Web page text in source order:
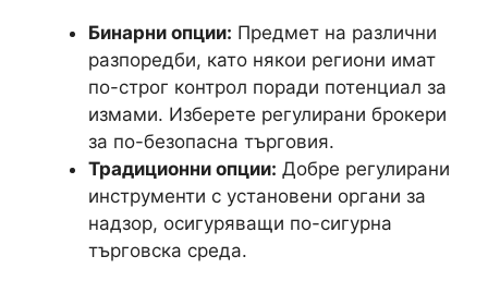
Бинарни опции: Предмет на различни
разпоредби, като някои региони имат
по-строг контрол поради потенциал за
измами. Изберете регулирани брокери
за по-безопасна търговия.
Традиционни опции: Добре регулирани
инструменти с установени органи за
надзор, осигуряващи по-сигурна
търговска среда.